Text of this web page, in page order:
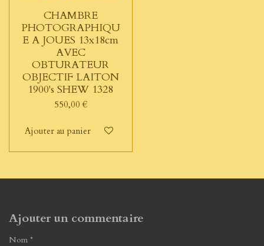
CHAMBRE
PHOTOGRAPHIQU
E A JOUES 13x18cm
AVEC
OBTURATEUR
OBJECTIF LAITON
1900's SHEW 1328
550,00 €
Ajouter au panier
Ajouter un commentaire
Nom *